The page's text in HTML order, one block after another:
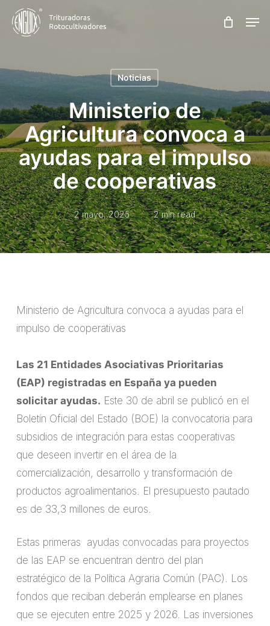
Skip
Noticias
Ministerio de
Agricultura convoca a
ayudas para el impulso
de cooperativas
2 mayo, 2025 2 min read
Ministerio de Agricultura convoca a ayudas para el
impulso de cooperativas
Las 21 Entidades Asociativas Prioritarias
(EAP) registradas en España ya pueden
solicitar ayudas. Este 30 de abril se publicó en el
Boletín Oficial del Estado (BOE) la convocatoria para
subsidios de integración para estas cooperativas
que deseen invertir en el área de la
comercialización, desarrollo y transformación de
productos agroalimentarios. El presupuesto pautado
es de 33,3 millones de euros.
Estas primeras ayudas convocadas para proyectos
de las EAP se encuentran dentro del plan
estratégico de la Política Agraria Común (PAC). Los
fondos que reciban deberán emplearse en planes
que se ejecuten entre 2025 y 2026. Las inversiones